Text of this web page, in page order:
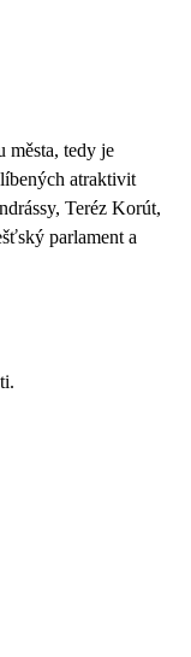
města, tedy je
atraktivit
Teréz Korút,
parlament a